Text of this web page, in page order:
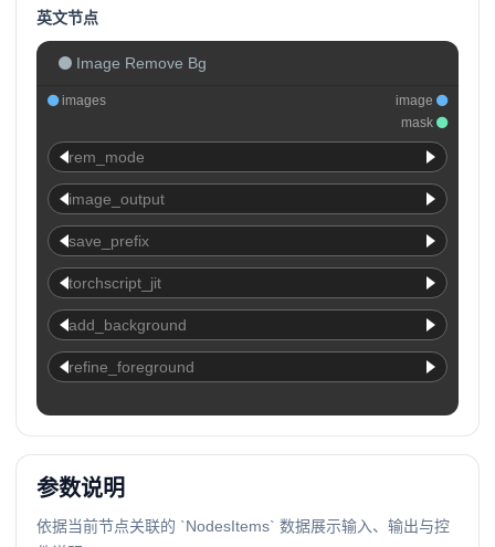
英文节点
Image Remove Bg
images
image
mask
rem_mode
image_output
save_prefix
torchscript_jit
add_background
refine_foreground
参数说明
依据当前节点关联的 `NodesItems` 数据展示输入、输出与控